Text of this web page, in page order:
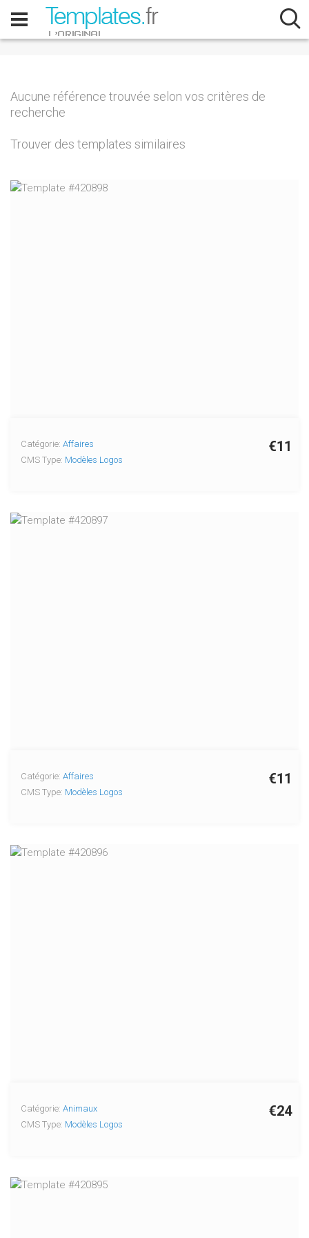
Aucune référence trouvée selon vos critères de
recherche
Trouver des templates similaires
€11
Catégorie: Affaires
CMS Type: Modèles Logos
€11
Catégorie: Affaires
CMS Type: Modèles Logos
€24
Catégorie: Animaux
CMS Type: Modèles Logos